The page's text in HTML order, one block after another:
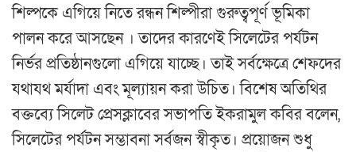
শিল্পকে এগিয়ে নিতে রন্ধন শিল্পীরা গুরুত্বপূর্ণ ভূমিকা
পালন করে আসছেন । তাদের কারণেই সিলেটের পর্যটন
নির্ভর প্রতিষ্ঠানগুলো এগিয়ে যাচ্ছে। তাই সর্বক্ষেত্রে শেফদের
যথাযথ মর্যাদা এবং মূল্যায়ন করা উচিত। বিশেষ অতিথির
বক্তব্যে সিলেট প্রেসক্লাবের সভাপতি ইকরামুল কবির বলেন,
সিলেটের পর্যটন সম্ভাবনা সর্বজন স্বীকৃত। প্রয়োজন শুধু